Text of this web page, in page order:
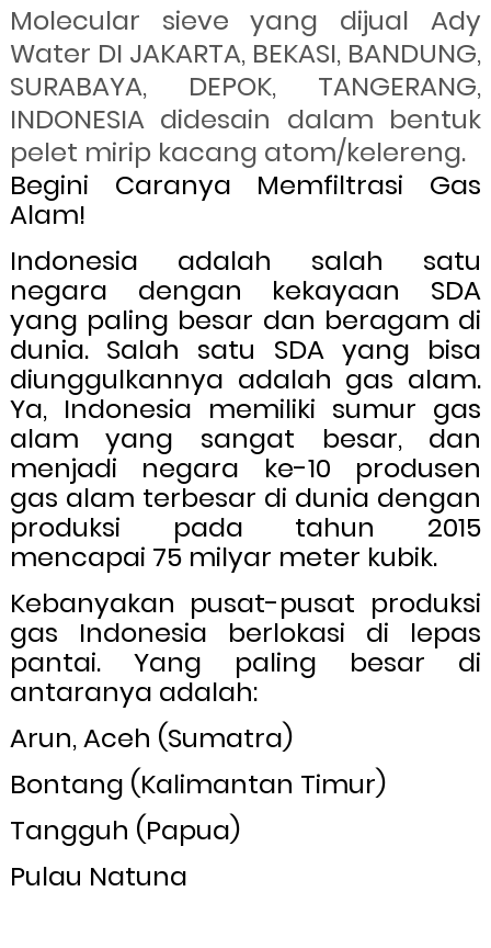
Molecular sieve yang dijual Ady
Water DI JAKARTA, BEKASI, BANDUNG,
SURABAYA, DEPOK, TANGERANG,
INDONESIA didesain dalam bentuk
pelet mirip kacang atom/kelereng.
Begini Caranya Memfiltrasi Gas
Alam!
Indonesia adalah salah satu
negara dengan kekayaan SDA
yang paling besar dan beragam di
dunia. Salah satu SDA yang bisa
diunggulkannya adalah gas alam.
Ya, Indonesia memiliki sumur gas
alam yang sangat besar, dan
menjadi negara ke-10 produsen
gas alam terbesar di dunia dengan
produksi pada tahun 2015
mencapai 75 milyar meter kubik.
Kebanyakan pusat-pusat produksi
gas Indonesia berlokasi di lepas
pantai. Yang paling besar di
antaranya adalah:
Arun, Aceh (Sumatra)
Bontang (Kalimantan Timur)
Tangguh (Papua)
Pulau Natuna